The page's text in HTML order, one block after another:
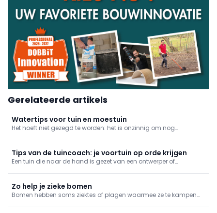
Gerelateerde artikels
Watertips voor tuin en moestuin
Het hoeft niet gezegd te worden: het is onzinnig om nog
kijkt voor een systeem om regenwater op te vangen.
Tips van de tuincoach: je voortuin op orde krijgen
Een tuin die naar de hand is gezet van een ontwerper of
voortuintjes. Onze tuincoach gaat aan de slag met enkele kleine
ingrepen om
Zo help je zieke bomen
Bomen hebben soms ziektes of plagen waarmee ze te kampen